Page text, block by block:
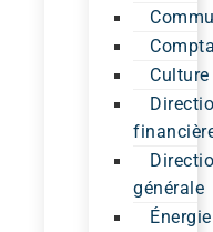
Culture
générale
Énergie